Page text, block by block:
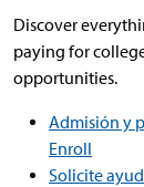
Discover
paying for
opportunities.
Admisión y
Enroll
Solicite